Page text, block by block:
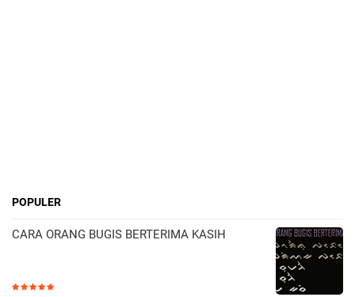
POPULER
CARA ORANG BUGIS BERTERIMA KASIH